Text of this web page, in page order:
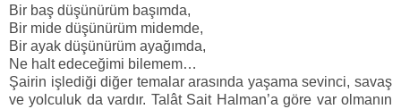
Bir baş düşünürüm başımda,
Bir mide düşünürüm midemde,
Bir ayak düşünürüm ayağımda,
Ne halt edeceğimi bilemem…
Şairin işlediği diğer temalar arasında yaşama sevinci, savaş
ve yolculuk da vardır. Talât Sait Halman’a göre var olmanın